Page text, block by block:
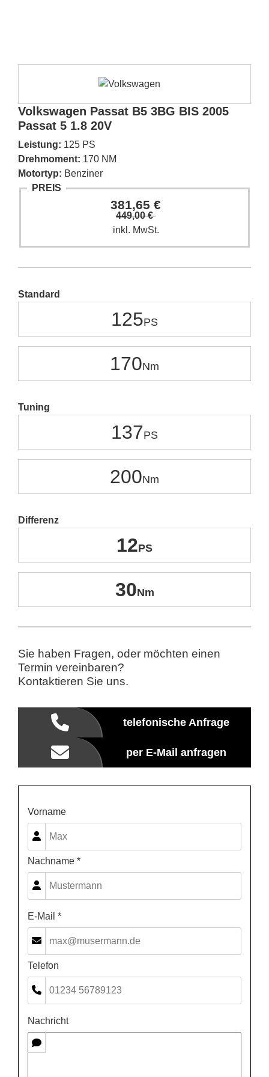
Volkswagen Passat B5 3BG BIS 2005
Passat 5 1.8 20V
Leistung: 125 PS
Drehmoment: 170 NM
Motortyp: Benziner
PREIS
381,65 €
449,00 €
inkl. MwSt.
Standard
125
170
Tuning
137
200
Differenz
12
30
Sie haben Fragen, oder möchten einen
Termin vereinbaren?
Kontaktieren Sie uns.
telefonische Anfrage
per E-Mail anfragen
Vorname
Nachname *
E-Mail *
Telefon
Nachricht